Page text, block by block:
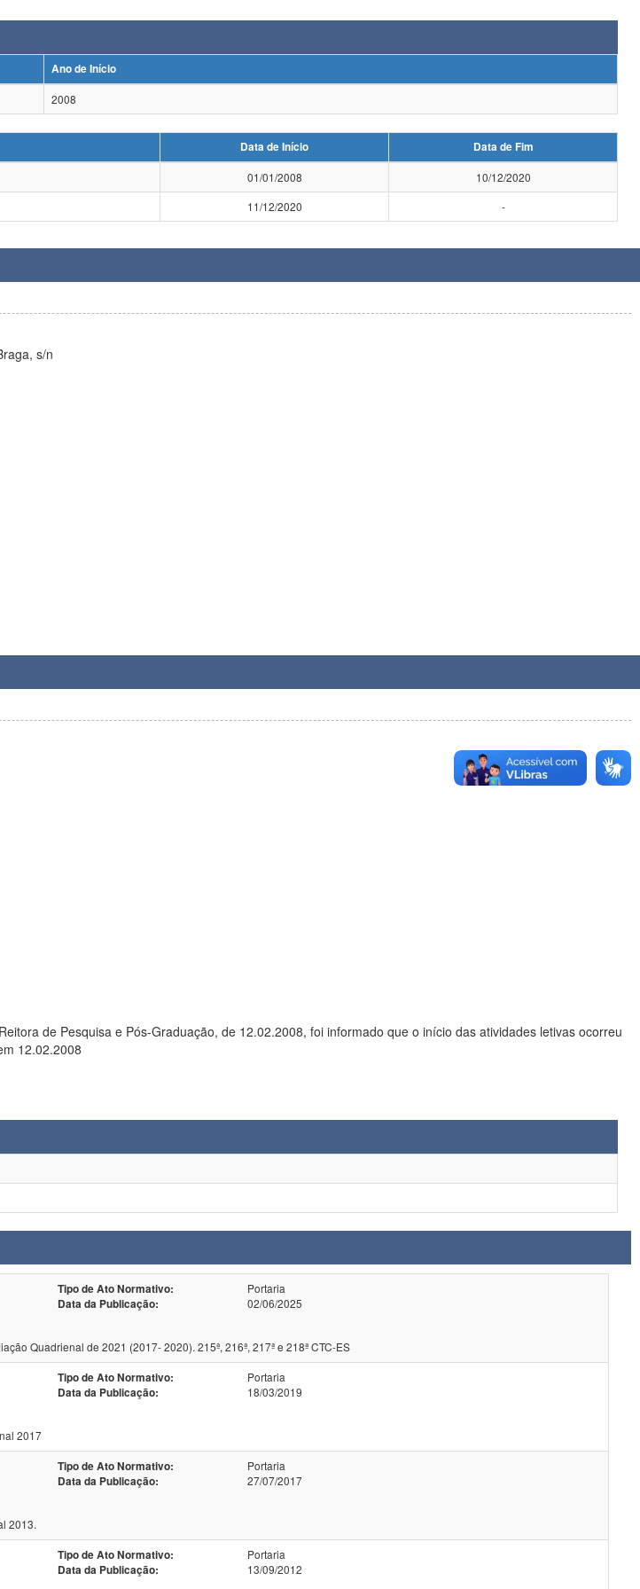
Ano de Início
2008
Data de Início
Data de Fim
01/01/2008
10/12/2020
11/12/2020 -
s/n
de Pesquisa e Pós-Graduação, de 12.02.2008, foi informado que o início das atividades letivas ocorreu
12.02.2008
Tipo de Ato Normativo:
Portaria
Data da Publicação:
02/06/2025
Quadrienal de 2021 (2017- 2020). 215ª, 216ª, 217ª e 218ª CTC-ES
Tipo de Ato Normativo:
Portaria
Data da Publicação:
18/03/2019
2017
Tipo de Ato Normativo:
Portaria
Data da Publicação:
27/07/2017
2013.
Tipo de Ato Normativo:
Portaria
Data da Publicação:
13/09/2012